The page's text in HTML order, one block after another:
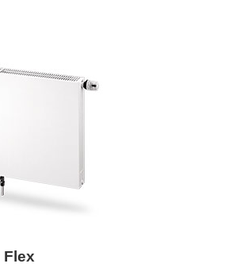
Flex